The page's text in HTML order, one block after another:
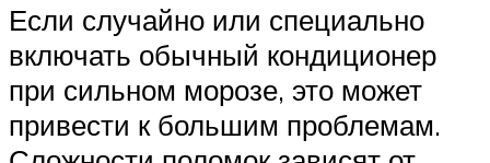
Если случайно или специально
включать обычный кондиционер
при сильном морозе, это может
привести к большим проблемам.